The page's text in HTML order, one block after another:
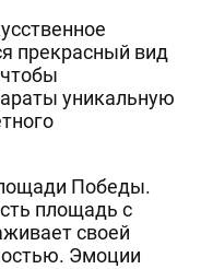
прекрасный вид
уникальную
Победы.
площадь с
своей
Эмоции